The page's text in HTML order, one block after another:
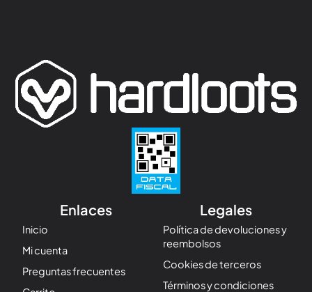
Enlaces
Inicio
Mi cuenta
Preguntas frecuentes
Legales
Política de devoluciones y
reembolsos
Cookies de terceros
Términos y condiciones